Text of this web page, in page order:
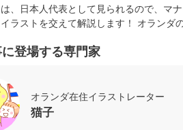
、日本人代表として見られるので、マ
ラストを交えて解説します！ オランダ
登場する専門家
オランダ在住イラストレーター
猫子